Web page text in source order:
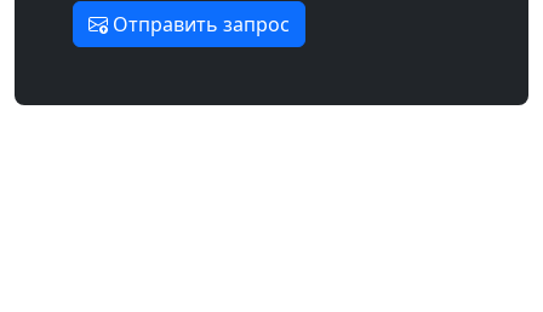
Отправить запрос